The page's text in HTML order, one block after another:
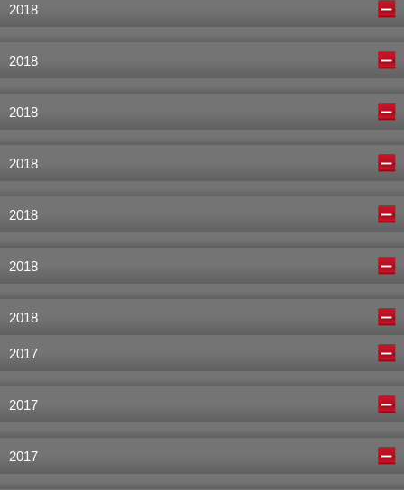
2018
2018
2018
2018
2018
2018
2018
2017
2017
2017